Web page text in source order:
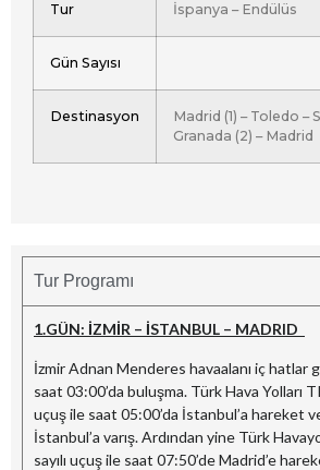
Tur İspanya – Endülüs
Gün Sayısı
Destinasyon
Madrid (1) – Toledo –
Granada (2) – Madrid
Tur Programı
1.GÜN: İZMİR – İSTANBUL – MADRID
İzmir Adnan Menderes havaalanı iç hatlar
saat 03:00’da buluşma. Türk Hava Yolları
uçuş ile saat 05:00’da İstanbul’a hareket
İstanbul’a varış. Ardından yine Türk
sayılı uçuş ile saat 07:50’de Madrid’e